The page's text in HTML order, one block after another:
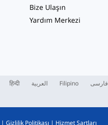
Bize Ulaşın
Yardım Merkezi
हिन्दी العربية Filipino فارسی
| Gizlilik Politikası | Hizmet Şartları